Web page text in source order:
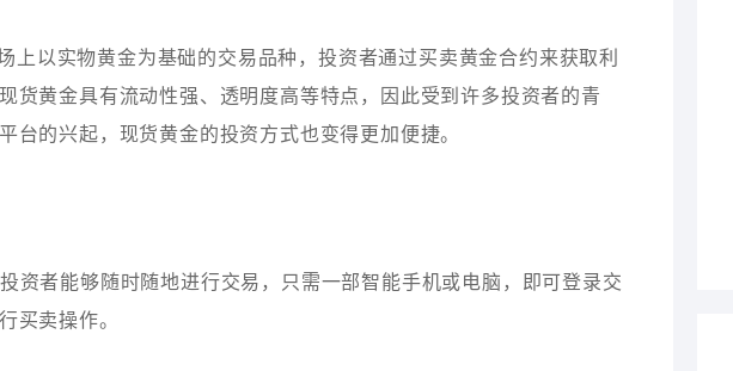
上以实物黄金为基础的交易品种，投资者通过买卖黄金合约来获取利
货黄金具有流动性强、透明度高等特点，因此受到许多投资者的青
台的兴起，现货黄金的投资方式也变得更加便捷。
资者能够随时随地进行交易，只需一部智能手机或电脑，即可登录交
买卖操作。